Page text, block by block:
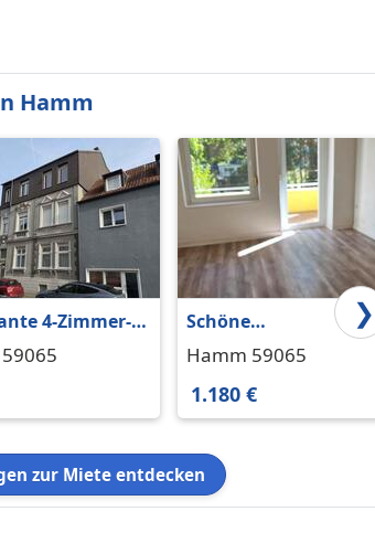
Hamm
4-Zimmer-
mit
in der
Schöne
Altbauwohnung 59065
Hamm 59065
1.180 €
❯
zur Miete entdecken